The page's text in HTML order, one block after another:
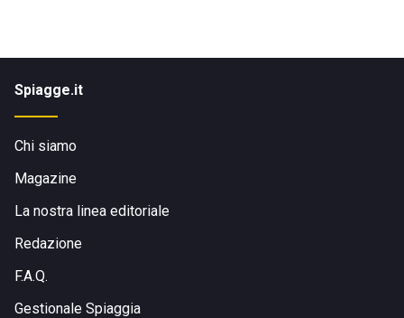
Spiagge.it
Chi siamo
Magazine
La nostra linea editoriale
Redazione
F.A.Q.
Gestionale Spiaggia